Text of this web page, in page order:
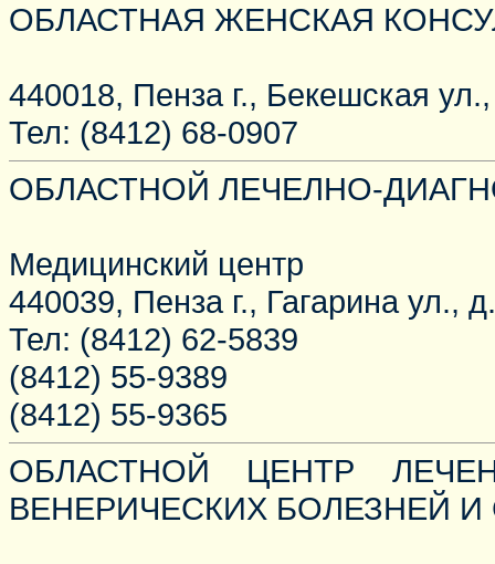
ОБЛАСТНАЯ ЖЕНСКАЯ
440018, Пенза г., Бекешская
Тел: (8412) 68-0907
ОБЛАСТНОЙ ЛЕЧЕЛНО-
Медицинский центр
440039, Пенза г., Гагарина ул.,
Тел: (8412) 62-5839
(8412) 55-9389
(8412) 55-9365
ОБЛАСТНОЙ ЦЕНТР
ВЕНЕРИЧЕСКИХ БОЛЕЗНЕЙ И